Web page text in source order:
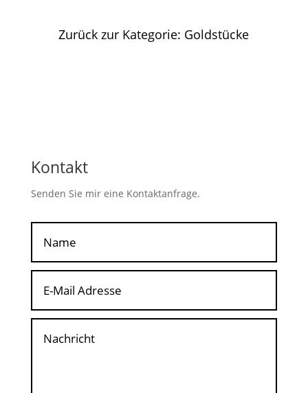
Zurück zur Kategorie: Goldstücke
Kontakt
Senden Sie mir eine Kontaktanfrage.